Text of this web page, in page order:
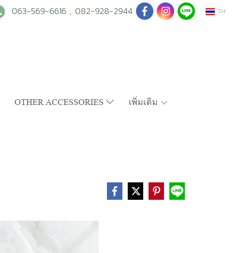
063-569-6616 , 082-928-2944 TH
OTHER ACCESSORIES เพิ่มเติม